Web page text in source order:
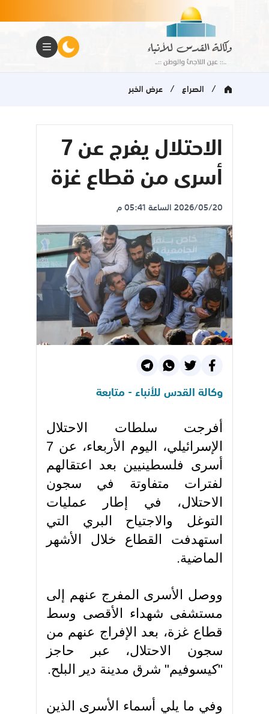
/ الصراع / عرض الخبر
الاحتلال يفرج عن 7
أسرى من قطاع غزة
2026/05/20 الساعة 05:41 م
وكالة القدس للأنباء - متابعة
أفرجت سلطات الاحتلال
الإسرائيلي، اليوم الأربعاء، عن 7
أسرى فلسطينيين بعد اعتقالهم
لفترات متفاوتة في سجون
الاحتلال، في إطار عمليات
التوغل والاجتياح البري التي
استهدفت القطاع خلال الأشهر
الماضية.
ووصل الأسرى المفرج عنهم إلى
مستشفى شهداء الأقصى وسط
قطاع غزة، بعد الإفراج عنهم من
سجون الاحتلال، عبر حاجز
"كيسوفيم" شرق مدينة دير البلح.
وفي ما يلي أسماء الأسرى الذين